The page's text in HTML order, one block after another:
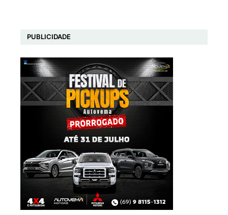
PUBLICIDADE